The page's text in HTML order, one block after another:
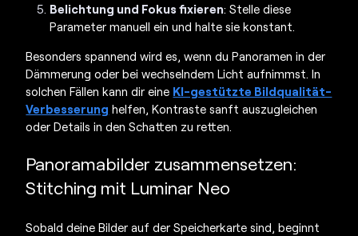
Belichtung und Fokus fixieren: Stelle diese
Parameter manuell ein und halte sie konstant.
Besonders spannend wird es, wenn du Panoramen in der
Dämmerung oder bei wechselndem Licht aufnimmst. In
solchen Fällen kann dir eine KI-gestützte Bildqualität-
Verbesserung helfen, Kontraste sanft auszugleichen
oder Details in den Schatten zu retten.
Panoramabilder zusammensetzen:
Stitching mit Luminar Neo
Sobald deine Bilder auf der Speicherkarte sind, beginnt